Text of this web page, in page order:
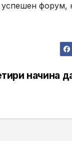
форум,
начина